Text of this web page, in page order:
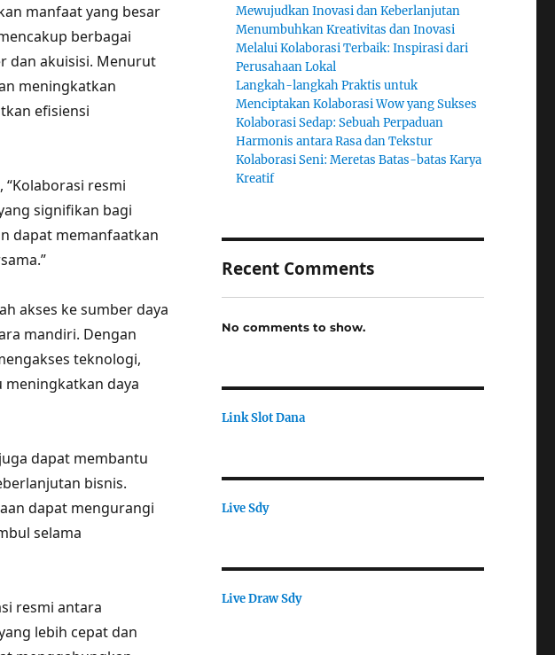
manfaat yang besar
berbagai
dan akuisisi. Menurut
meningkatkan
efisiensi
“Kolaborasi resmi
signifikan bagi
dapat memanfaatkan
akses ke sumber daya
mandiri. Dengan
teknologi,
meningkatkan daya
dapat membantu
bisnis.
dapat mengurangi
selama
resmi antara
lebih cepat dan
Mewujudkan Inovasi dan Keberlanjutan
Menumbuhkan Kreativitas dan Inovasi
Melalui Kolaborasi Terbaik: Inspirasi dari
Perusahaan Lokal
Langkah-langkah Praktis untuk
Menciptakan Kolaborasi Wow yang Sukses
Kolaborasi Sedap: Sebuah Perpaduan
Harmonis antara Rasa dan Tekstur
Kolaborasi Seni: Meretas Batas-batas Karya
Kreatif
Recent Comments
No comments to show.
Link Slot Dana
Live Sdy
Live Draw Sdy